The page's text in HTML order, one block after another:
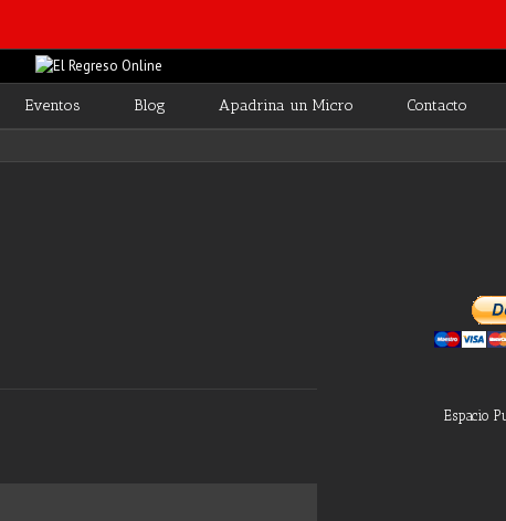
Eventos Blog Apadrina un Micro Contacto
Espacio